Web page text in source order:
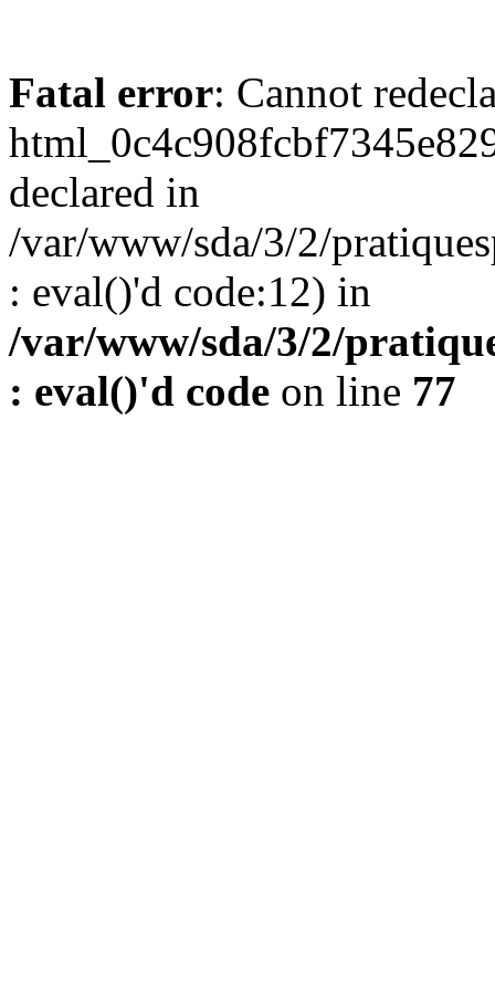
Fatal error: Cannot
declared in
/var/www/sda/3/2/
: eval()'d code:12) in
/var/www/sda/3/2/
: eval()'d code on line 77